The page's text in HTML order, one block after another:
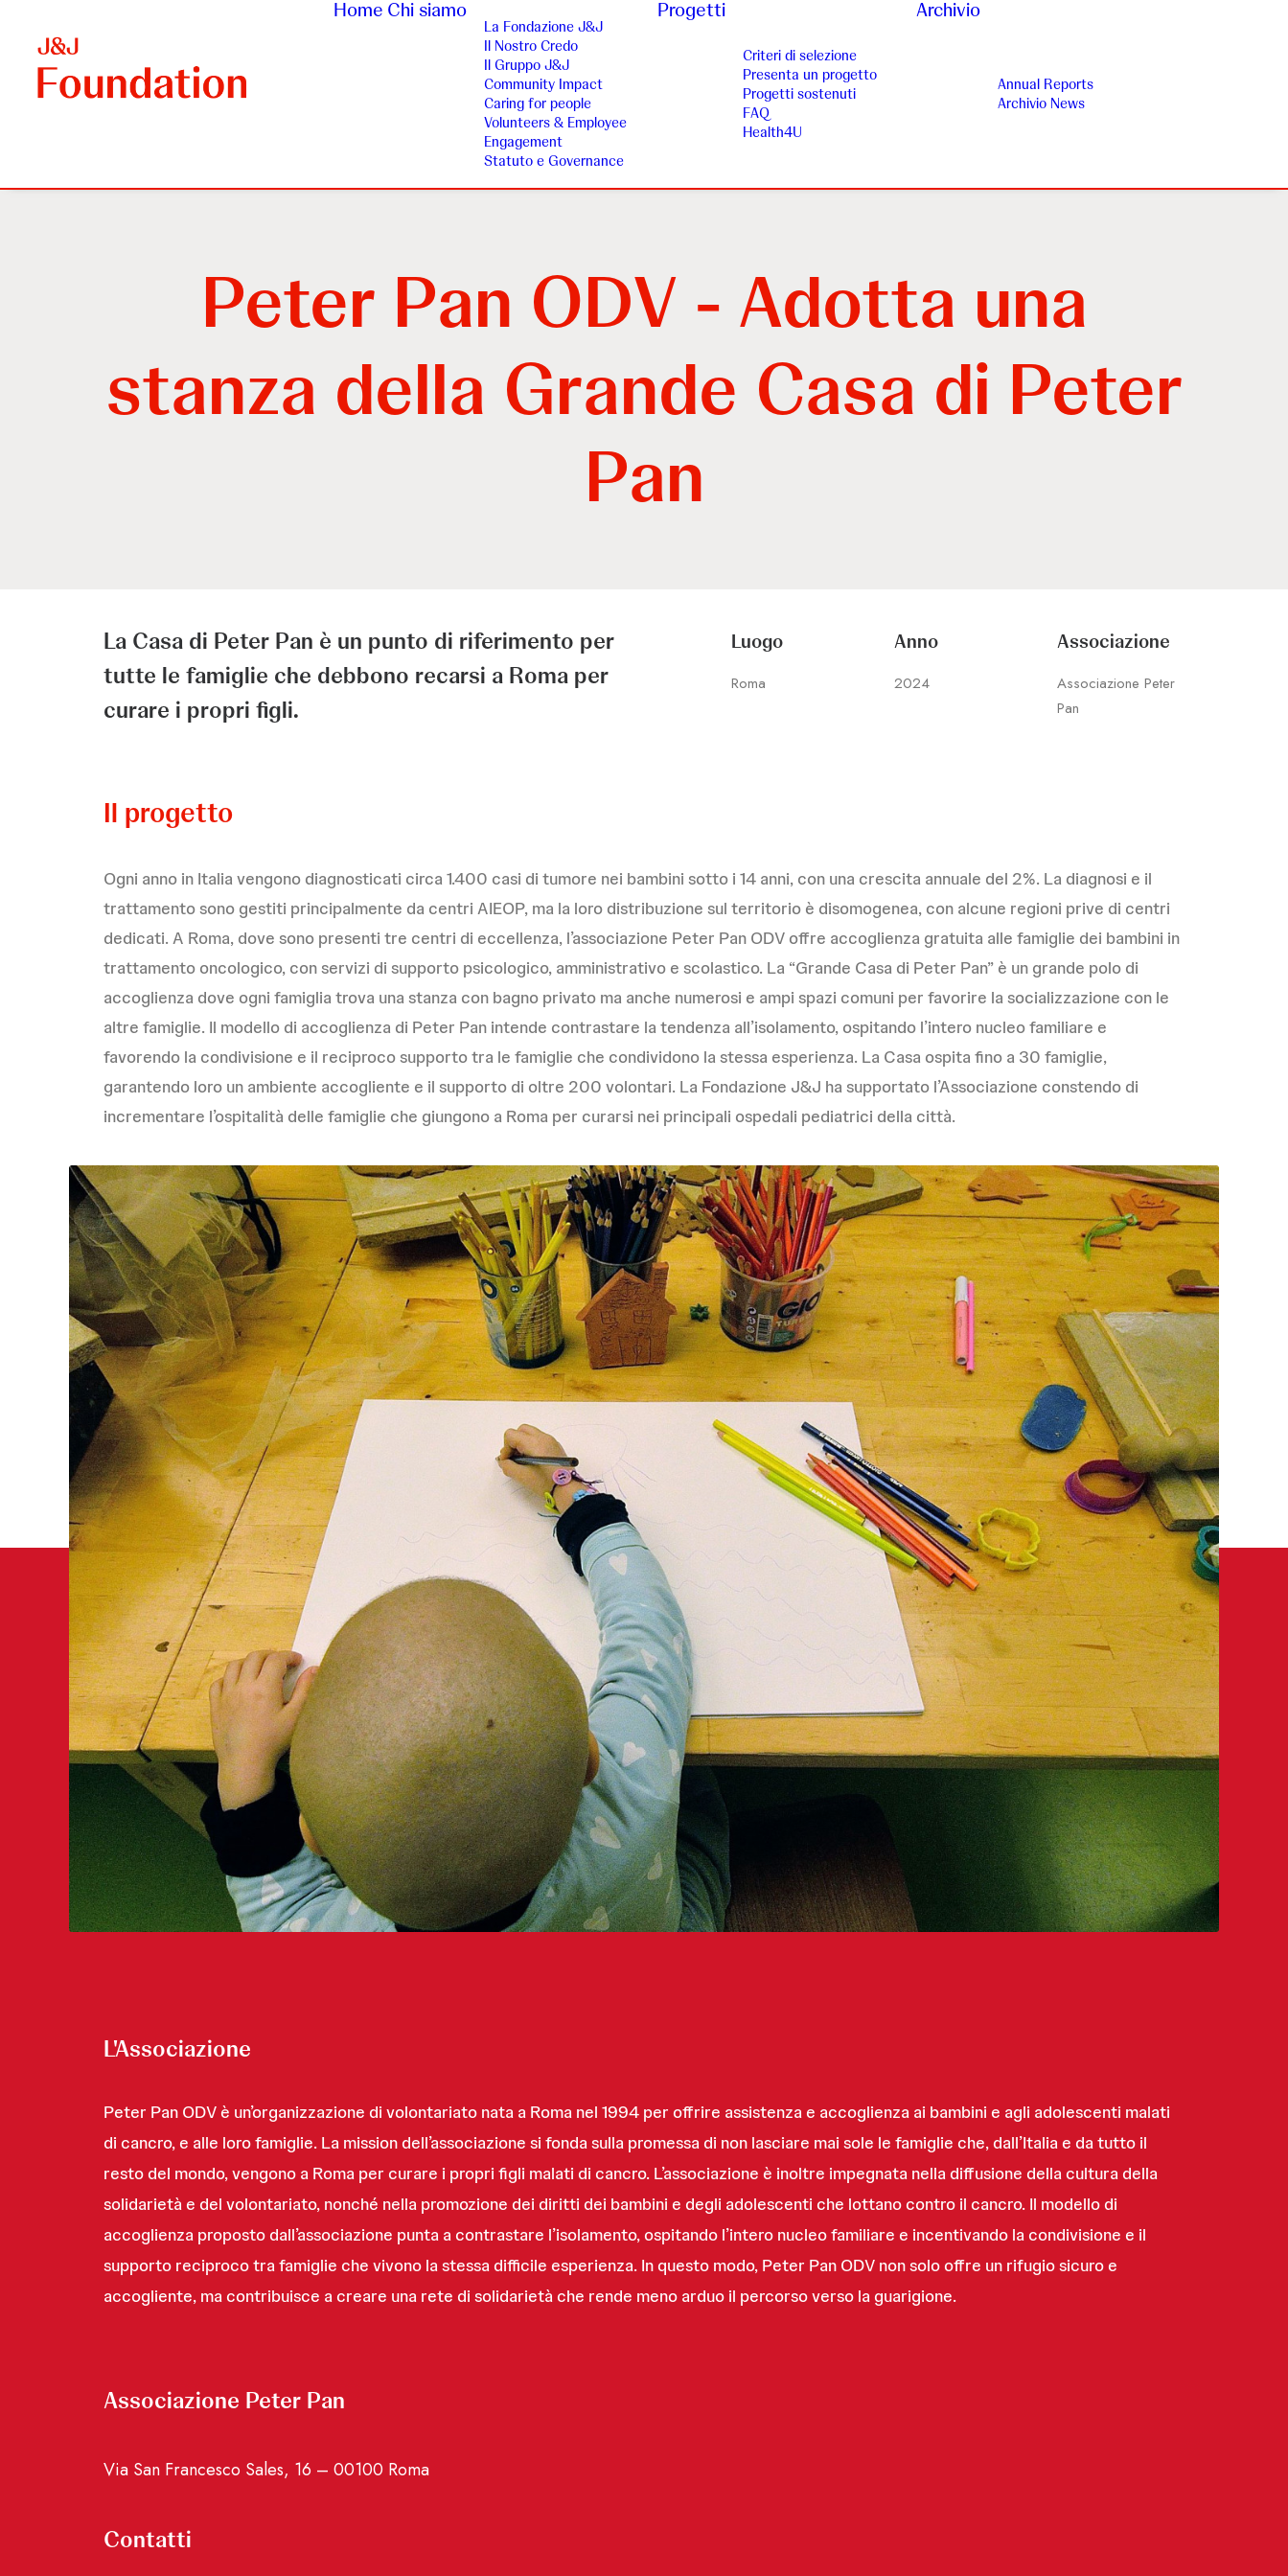
Home Chi siamo
La Fondazione J&J
Il Nostro Credo
Il Gruppo J&J
Community Impact
Caring for people
Volunteers & Employee
Engagement
Statuto e Governance
Progetti
Criteri di selezione
Presenta un progetto
Progetti sostenuti
FAQ
Health4U
Archivio
Annual Reports
Archivio News
Peter Pan ODV - Adotta una
stanza della Grande Casa di Peter
Pan
La Casa di Peter Pan è un punto di riferimento per
tutte le famiglie che debbono recarsi a Roma per
curare i propri figli.
Luogo
Roma
Anno
2024
Associazione
Associazione Peter
Pan
Il progetto
Ogni anno in Italia vengono diagnosticati circa 1.400 casi di tumore nei bambini sotto i 14 anni, con una crescita annuale del 2%. La diagnosi e il
trattamento sono gestiti principalmente da centri AIEOP, ma la loro distribuzione sul territorio è disomogenea, con alcune regioni prive di centri
dedicati. A Roma, dove sono presenti tre centri di eccellenza, l’associazione Peter Pan ODV offre accoglienza gratuita alle famiglie dei bambini in
trattamento oncologico, con servizi di supporto psicologico, amministrativo e scolastico. La “Grande Casa di Peter Pan” è un grande polo di
accoglienza dove ogni famiglia trova una stanza con bagno privato ma anche numerosi e ampi spazi comuni per favorire la socializzazione con le
altre famiglie. Il modello di accoglienza di Peter Pan intende contrastare la tendenza all’isolamento, ospitando l’intero nucleo familiare e
favorendo la condivisione e il reciproco supporto tra le famiglie che condividono la stessa esperienza. La Casa ospita fino a 30 famiglie,
garantendo loro un ambiente accogliente e il supporto di oltre 200 volontari. La Fondazione J&J ha supportato l’Associazione constendo di
incrementare l’ospitalità delle famiglie che giungono a Roma per curarsi nei principali ospedali pediatrici della città.
L'Associazione
Peter Pan ODV è un’organizzazione di volontariato nata a Roma nel 1994 per offrire assistenza e accoglienza ai bambini e agli adolescenti malati
di cancro, e alle loro famiglie. La mission dell’associazione si fonda sulla promessa di non lasciare mai sole le famiglie che, dall’Italia e da tutto il
resto del mondo, vengono a Roma per curare i propri figli malati di cancro. L’associazione è inoltre impegnata nella diffusione della cultura della
solidarietà e del volontariato, nonché nella promozione dei diritti dei bambini e degli adolescenti che lottano contro il cancro. Il modello di
accoglienza proposto dall’associazione punta a contrastare l’isolamento, ospitando l’intero nucleo familiare e incentivando la condivisione e il
supporto reciproco tra famiglie che vivono la stessa difficile esperienza. In questo modo, Peter Pan ODV non solo offre un rifugio sicuro e
accogliente, ma contribuisce a creare una rete di solidarietà che rende meno arduo il percorso verso la guarigione.
Associazione Peter Pan
Via San Francesco Sales, 16 – 00100 Roma
Contatti